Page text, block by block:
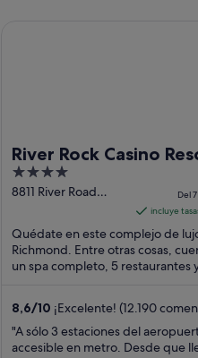
River Rock Casino
4
out
5
8811 River Road
Del
incluye
Quédate en este complejo de
Richmond. Entre otras cosas,
un spa completo, 5 restaurantes
8,6/10 ¡Excelente! (12.190
"A sólo 3 estaciones del
accesible en metro. Desde que